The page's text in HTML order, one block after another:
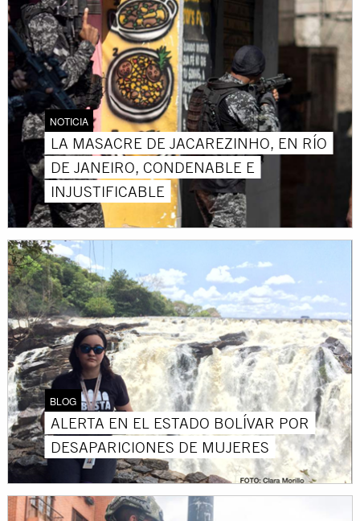
NOTICIA
LA MASACRE DE JACAREZINHO, EN RÍO
DE JANEIRO, CONDENABLE E
INJUSTIFICABLE
BLOG
ALERTA EN EL ESTADO BOLÍVAR POR
DESAPARICIONES DE MUJERES